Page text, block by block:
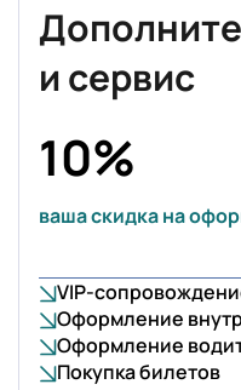
и сервис
10%
ваша скидка на
VIP-
Оформление
Оформление
Покупка билетов